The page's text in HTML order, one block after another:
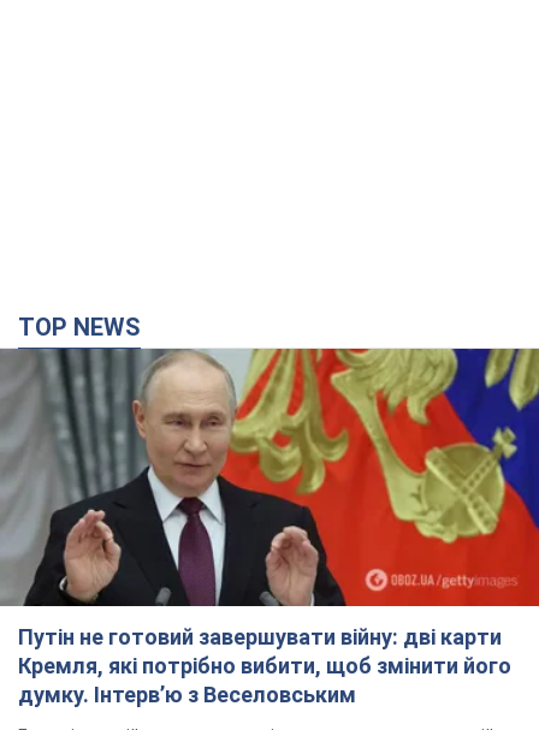
TOP NEWS
Путін не готовий завершувати війну: дві карти
Кремля, які потрібно вибити, щоб змінити його
думку. Інтерв’ю з Веселовським